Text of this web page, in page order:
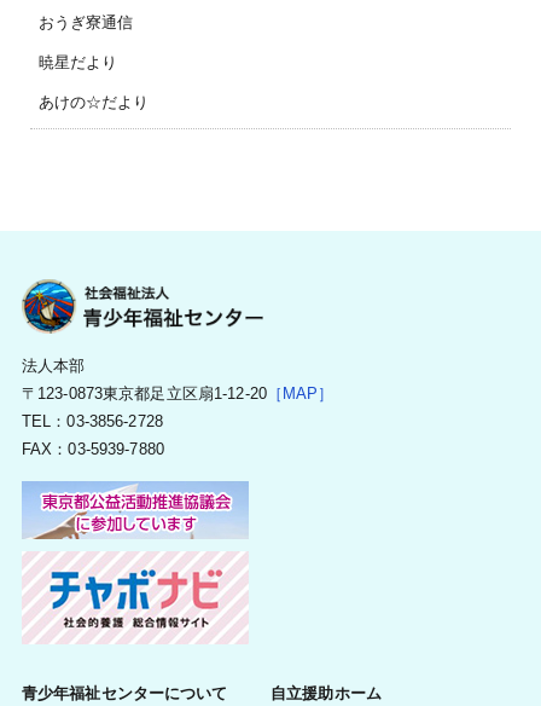
おうぎ寮通信
暁星だより
あけの☆だより
法人本部
〒123-0873東京都足立区扇1-12-20［MAP］
TEL：03-3856-2728
FAX：03-5939-7880
青少年福祉センターについて
自立援助ホーム